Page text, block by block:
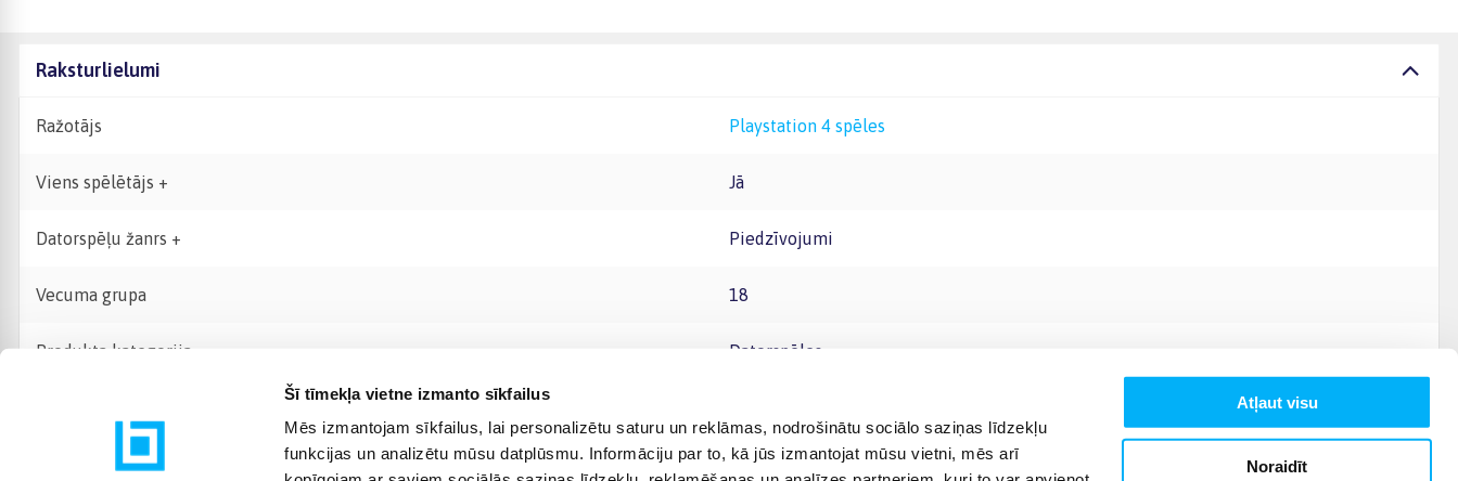
Šī tīmekļa vietne izmanto sīkfailus
Mēs izmantojam sīkfailus, lai personalizētu saturu un reklāmas, nodrošinātu sociālo saziņas līdzekļu
funkcijas un analizētu mūsu datplūsmu. Informāciju par to, kā jūs izmantojat mūsu vietni, mēs arī
Atļaut visu
Noraidīt
Raksturlielumi
Ražotājs Playstation 4 spēles
Viens spēlētājs + Jā
Datorspēļu žanrs + Piedzīvojumi
Vecuma grupa 18
Produkta kategorija Datorspēles